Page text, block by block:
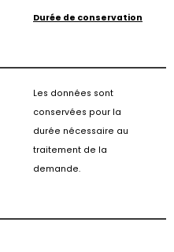
Durée de conservation
Les données sont
conservées pour la
durée nécessaire au
traitement de la
demande.